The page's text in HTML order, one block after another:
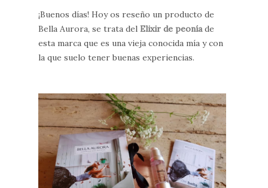
¡Buenos días! Hoy os reseño un producto de
Bella Aurora, se trata del Elixir de peoníade
esta marca que es una vieja conocida mía y con
la que suelo tener buenas experiencias.